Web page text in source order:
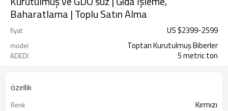
Baharatlama | Toplu Satın Alma
fiyat US $2399-2599
model Toptan Kurutulmuş Biberler
ADEDI 5 metric ton
özellik
Renk Kırmızı